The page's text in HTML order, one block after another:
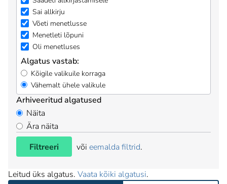
Sai allkirju
Võeti menetlusse
Menetleti lõpuni
Oli menetluses
Algatus vastab:
Kõigile valikuile korraga
Vähemalt ühele valikule
Arhiveeritud algatused
Näita
Ära näita
Filtreeri
või eemalda filtrid.
Leitud üks algatus. Vaata kõiki algatusi.